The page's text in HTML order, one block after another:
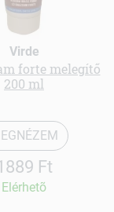
Virde
forte melegítő
200 ml
Ft
Elérhetõ